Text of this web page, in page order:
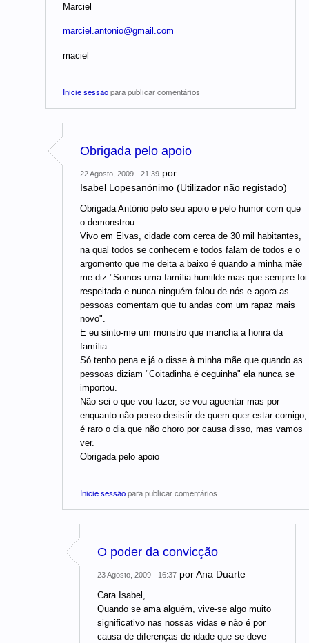
Marciel
marciel.antonio@gmail.com
maciel
Inicie sessãopara publicar comentários
Obrigada pelo apoio
22 Agosto, 2009 - 21:39 por
Isabel Lopesanónimo (Utilizador não registado)
Obrigada António pelo seu apoio e pelo humor com que
o demonstrou.
Vivo em Elvas, cidade com cerca de 30 mil habitantes,
na qual todos se conhecem e todos falam de todos e o
argomento que me deita a baixo é quando a minha mãe
me diz "Somos uma família humilde mas que sempre foi
respeitada e nunca ninguém falou de nós e agora as
pessoas comentam que tu andas com um rapaz mais
novo".
E eu sinto-me um monstro que mancha a honra da
família.
Só tenho pena e já o disse à minha mãe que quando as
pessoas diziam "Coitadinha é ceguinha" ela nunca se
importou.
Não sei o que vou fazer, se vou aguentar mas por
enquanto não penso desistir de quem quer estar comigo,
é raro o dia que não choro por causa disso, mas vamos
ver.
Obrigada pelo apoio
Inicie sessãopara publicar comentários
O poder da convicção
23 Agosto, 2009 - 16:37 porAna Duarte
Cara Isabel,
Quando se ama alguém, vive-se algo muito
significativo nas nossas vidas e não é por
causa de diferenças de idade que se deve